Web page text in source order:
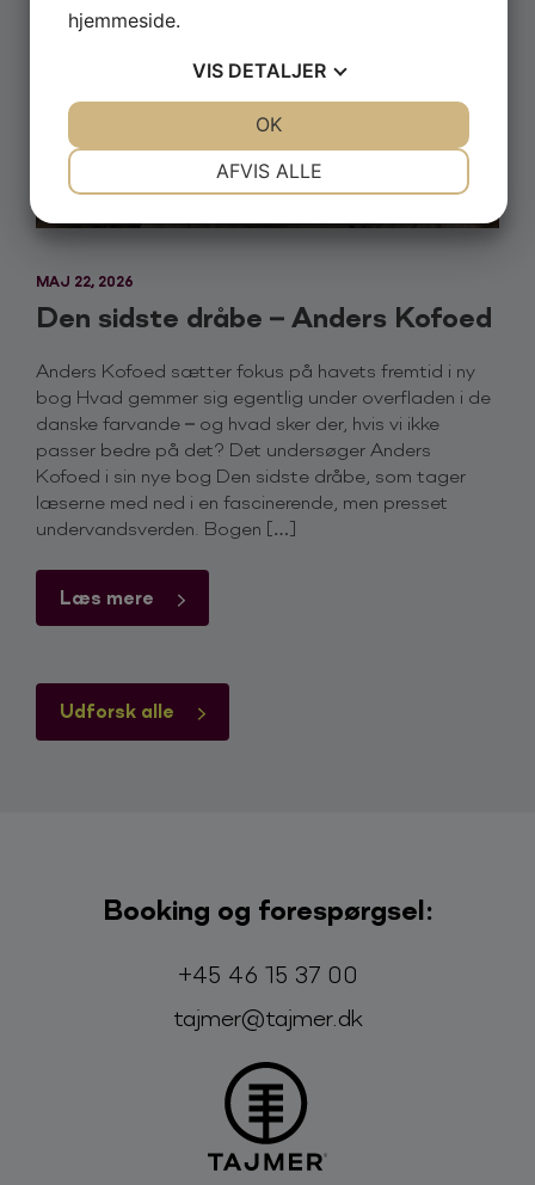
Udforsk alle
MAJ 22, 2026
Den sidste dråbe – Anders Kofoed
Anders Kofoed sætter fokus på havets fremtid i ny
bog Hvad gemmer sig egentlig under overfladen i de
danske farvande – og hvad sker der, hvis vi ikke
passer bedre på det? Det undersøger Anders
Kofoed i sin nye bog Den sidste dråbe, som tager
læserne med ned i en fascinerende, men presset
undervandsverden. Bogen […]
Læs mere
Booking og forespørgsel:
Telefon:
+45 46 15 37 00
E-mail:
tajmer@tajmer.dk
hjemmeside.
VIS DETALJER
AFVIS ALLE
OK